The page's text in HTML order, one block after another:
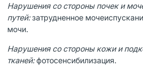
Нарушения со стороны почек и
путей:затрудненное
мочи.
Нарушения со стороны кожи и
тканей:фотосенсибилизация.